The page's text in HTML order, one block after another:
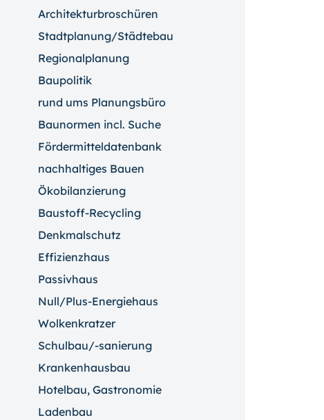
Architekturbroschüren
Stadtplanung/Städtebau
Regionalplanung
Baupolitik
rund ums Planungsbüro
Baunormen incl. Suche
Fördermitteldatenbank
nachhaltiges Bauen
Ökobilanzierung
Baustoff-Recycling
Denkmalschutz
Effizienzhaus
Passivhaus
Null/Plus-Energiehaus
Wolkenkratzer
Schulbau/-sanierung
Krankenhausbau
Hotelbau, Gastronomie
Ladenbau